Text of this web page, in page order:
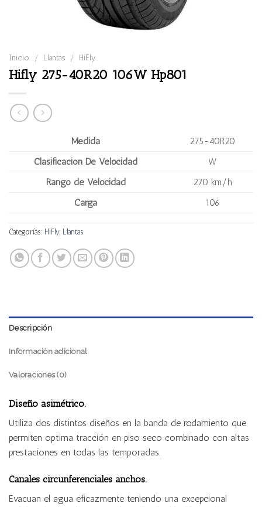
Inicio / Llantas / HiFly
Hifly 275-40R20 106W Hp801
Medida
275-40R20
Clasificación De Velocidad
W
Rango de Velocidad
270 km/h
Carga
106
Categorías: HiFly, Llantas
Descripción
Información adicional
Valoraciones (0)
Diseño asimétrico.
Utiliza dos distintos diseños en la banda de rodamiento que
permiten optima tracción en piso seco combinado con altas
prestaciones en todas las temporadas.
Canales circunferenciales anchos.
Evacuan el agua eficazmente teniendo una excepcional